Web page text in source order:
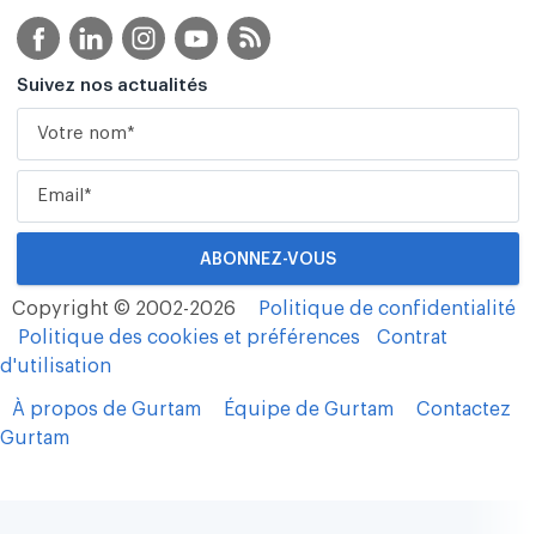
Suivez nos actualités
Copyright © 2002-2026
Politique de confidentialité
Politique des cookies et préférences
Contrat
d'utilisation
À propos de Gurtam Équipe de Gurtam
Contactez
Gurtam